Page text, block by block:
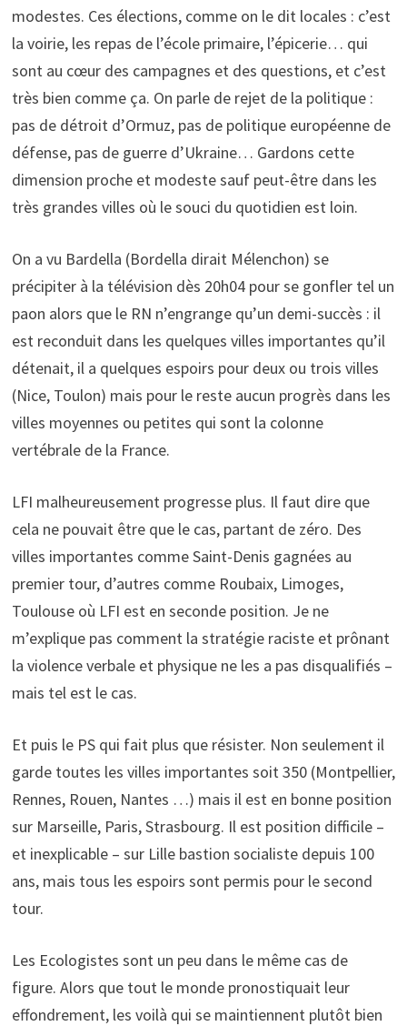
modestes. Ces élections, comme on le dit locales : c’est
la voirie, les repas de l’école primaire, l’épicerie… qui
sont au cœur des campagnes et des questions, et c’est
très bien comme ça. On parle de rejet de la politique :
pas de détroit d’Ormuz, pas de politique européenne de
défense, pas de guerre d’Ukraine… Gardons cette
dimension proche et modeste sauf peut-être dans les
très grandes villes où le souci du quotidien est loin.
On a vu Bardella (Bordella dirait Mélenchon) se
précipiter à la télévision dès 20h04 pour se gonfler tel un
paon alors que le RN n’engrange qu’un demi-succès : il
est reconduit dans les quelques villes importantes qu’il
détenait, il a quelques espoirs pour deux ou trois villes
(Nice, Toulon) mais pour le reste aucun progrès dans les
villes moyennes ou petites qui sont la colonne
vertébrale de la France.
LFI malheureusement progresse plus. Il faut dire que
cela ne pouvait être que le cas, partant de zéro. Des
villes importantes comme Saint-Denis gagnées au
premier tour, d’autres comme Roubaix, Limoges,
Toulouse où LFI est en seconde position. Je ne
m’explique pas comment la stratégie raciste et prônant
la violence verbale et physique ne les a pas disqualifiés –
mais tel est le cas.
Et puis le PS qui fait plus que résister. Non seulement il
garde toutes les villes importantes soit 350 (Montpellier,
Rennes, Rouen, Nantes …) mais il est en bonne position
sur Marseille, Paris, Strasbourg. Il est position difficile –
et inexplicable – sur Lille bastion socialiste depuis 100
ans, mais tous les espoirs sont permis pour le second
tour.
Les Ecologistes sont un peu dans le même cas de
figure. Alors que tout le monde pronostiquait leur
effondrement, les voilà qui se maintiennent plutôt bien